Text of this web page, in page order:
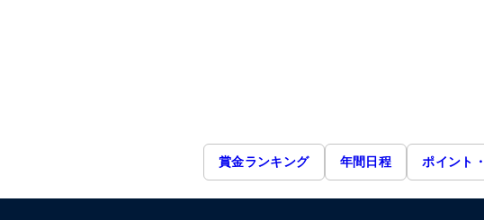
賞金ランキング 年間日程 ポイント